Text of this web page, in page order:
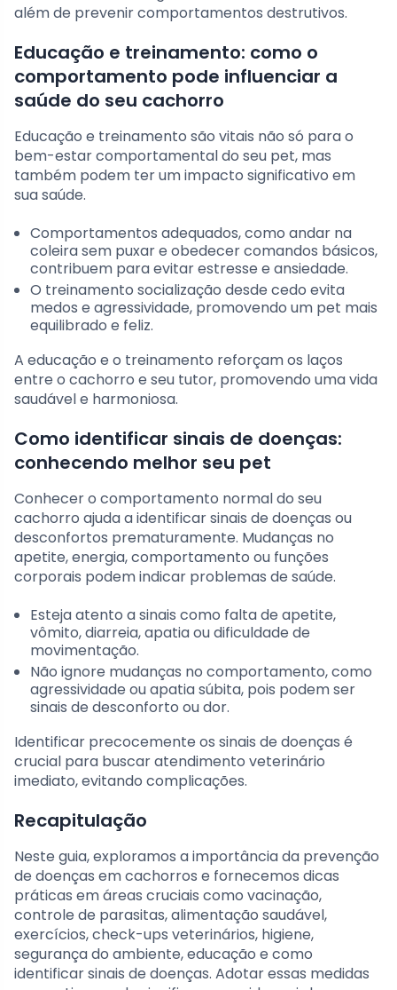
além de prevenir comportamentos destrutivos.
Educação e treinamento: como o
comportamento pode influenciar a
saúde do seu cachorro
Educação e treinamento são vitais não só para o
bem-estar comportamental do seu pet, mas
também podem ter um impacto significativo em
sua saúde.
Comportamentos adequados, como andar na
coleira sem puxar e obedecer comandos básicos,
contribuem para evitar estresse e ansiedade.
O treinamento socialização desde cedo evita
medos e agressividade, promovendo um pet mais
equilibrado e feliz.
A educação e o treinamento reforçam os laços
entre o cachorro e seu tutor, promovendo uma vida
saudável e harmoniosa.
Como identificar sinais de doenças:
conhecendo melhor seu pet
Conhecer o comportamento normal do seu
cachorro ajuda a identificar sinais de doenças ou
desconfortos prematuramente. Mudanças no
apetite, energia, comportamento ou funções
corporais podem indicar problemas de saúde.
Esteja atento a sinais como falta de apetite,
vômito, diarreia, apatia ou dificuldade de
movimentação.
Não ignore mudanças no comportamento, como
agressividade ou apatia súbita, pois podem ser
sinais de desconforto ou dor.
Identificar precocemente os sinais de doenças é
crucial para buscar atendimento veterinário
imediato, evitando complicações.
Recapitulação
Neste guia, exploramos a importância da prevenção
de doenças em cachorros e fornecemos dicas
práticas em áreas cruciais como vacinação,
controle de parasitas, alimentação saudável,
exercícios, check-ups veterinários, higiene,
segurança do ambiente, educação e como
identificar sinais de doenças. Adotar essas medidas